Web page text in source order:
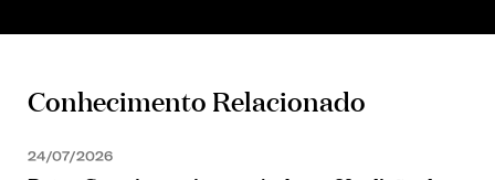
Conhecimento Relacionado
24/07/2026